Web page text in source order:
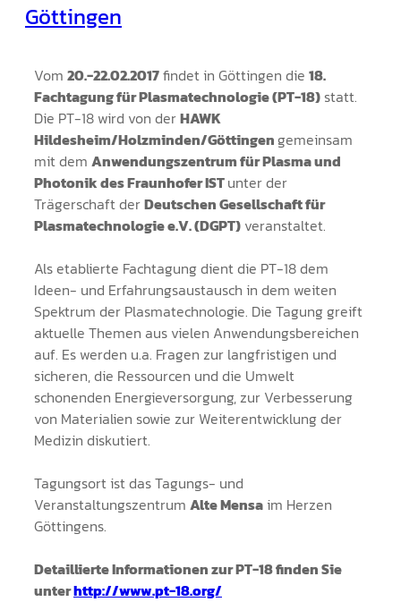
Göttingen
Vom 20.-22.02.2017findet in Göttingen die 18.
Fachtagung für Plasmatechnologie (PT-18) statt.
Die PT-18 wird von derHAWK
Hildesheim/Holzminden/Göttingengemeinsam
mit dem Anwendungszentrum für Plasma und
Photonik des Fraunhofer ISTunter der
Trägerschaft derDeutschen Gesellschaft für
Plasmatechnologie e.V. (DGPT) veranstaltet.
Als etablierte Fachtagung dient die PT-18 dem
Ideen- und Erfahrungsaustausch in dem weiten
Spektrum der Plasmatechnologie. Die Tagung greift
aktuelle Themen aus vielen Anwendungsbereichen
auf. Es werden u.a. Fragen zur langfristigen und
sicheren, die Ressourcen und die Umwelt
schonenden Energieversorgung, zur Verbesserung
von Materialien sowie zur Weiterentwicklung der
Medizin diskutiert.
Tagungsort ist das Tagungs- und
Veranstaltungszentrum Alte Mensa im Herzen
Göttingens.
Detaillierte Informationen zur PT-18 finden Sie
unterhttp://www.pt-18.org/